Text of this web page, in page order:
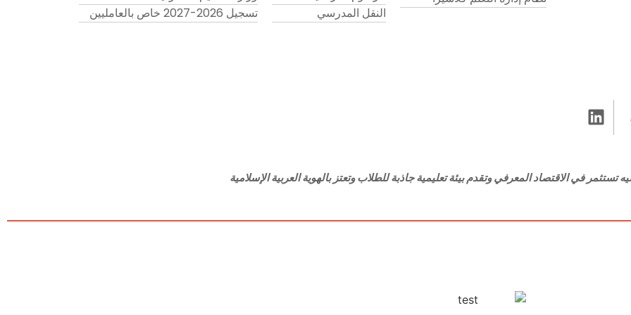
النقل المدرسي
تسجيل 2026-2027 خاص بالعامليين
تستثمر في الاقتصاد المعرفي وتقدم بيئة تعليمية جاذبة للطلاب وتعتز بالهوية العربية الإسلامية